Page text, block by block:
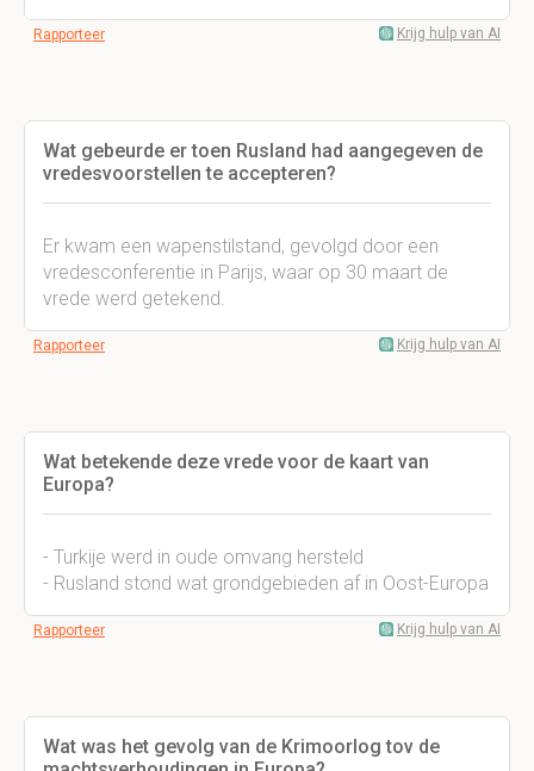
Rapporteer Krijg hulp van AI
Wat gebeurde er toen Rusland had aangegeven de
vredesvoorstellen te accepteren?
Er kwam een wapenstilstand, gevolgd door een
vredesconferentie in Parijs, waar op 30 maart de
vrede werd getekend.
Rapporteer Krijg hulp van AI
Wat betekende deze vrede voor de kaart van
Europa?
- Turkije werd in oude omvang hersteld
- Rusland stond wat grondgebieden af in Oost-Europa
Rapporteer Krijg hulp van AI
Wat was het gevolg van de Krimoorlog tov de